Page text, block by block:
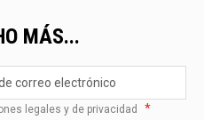
MÁS...
legales y de privacidad *